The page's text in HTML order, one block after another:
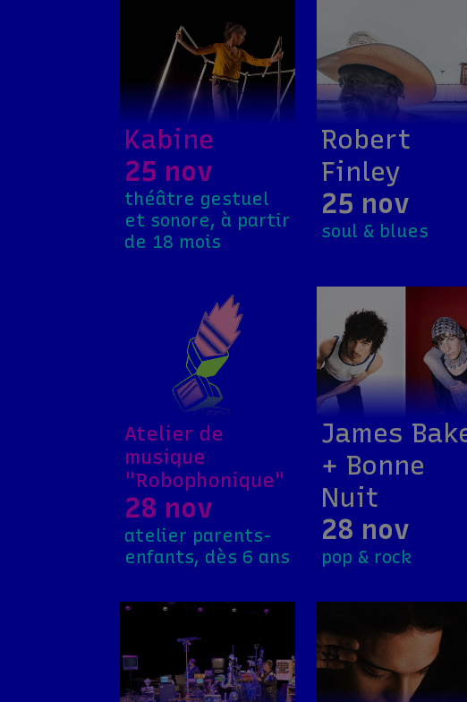
Kabine
25 nov
théâtre gestuel
et sonore, à partir
de 18 mois
Robert
Finley
25 nov
soul & blues
Atelier de
musique
"Robophonique"
28 nov
atelier parents-
enfants, dès 6 ans
James
+ Bonne
Nuit
28 nov
pop & rock